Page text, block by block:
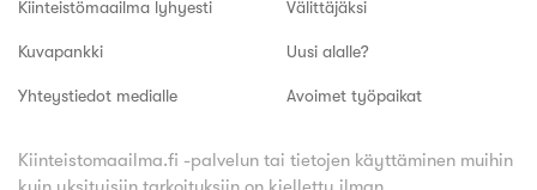
Kiinteistömaailma lyhyesti
Kuvapankki
Yhteystiedot medialle
Välittäjäksi
Uusi alalle?
Avoimet työpaikat
Kiinteistomaailma.fi -palvelun tai tietojen käyttäminen muihin